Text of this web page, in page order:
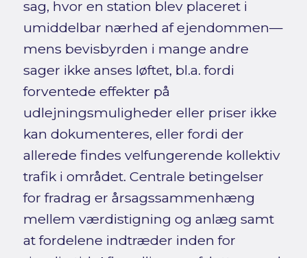
sag, hvor en station blev placeret i
umiddelbar nærhed af ejendommen—
mens bevisbyrden i mange andre
sager ikke anses løftet, bl.a. fordi
forventede effekter på
udlejningsmuligheder eller priser ikke
kan dokumenteres, eller fordi der
allerede findes velfungerende kollektiv
trafik i området. Centrale betingelser
for fradrag er årsagssammenhæng
mellem værdistigning og anlæg samt
at fordelene indtræder inden for